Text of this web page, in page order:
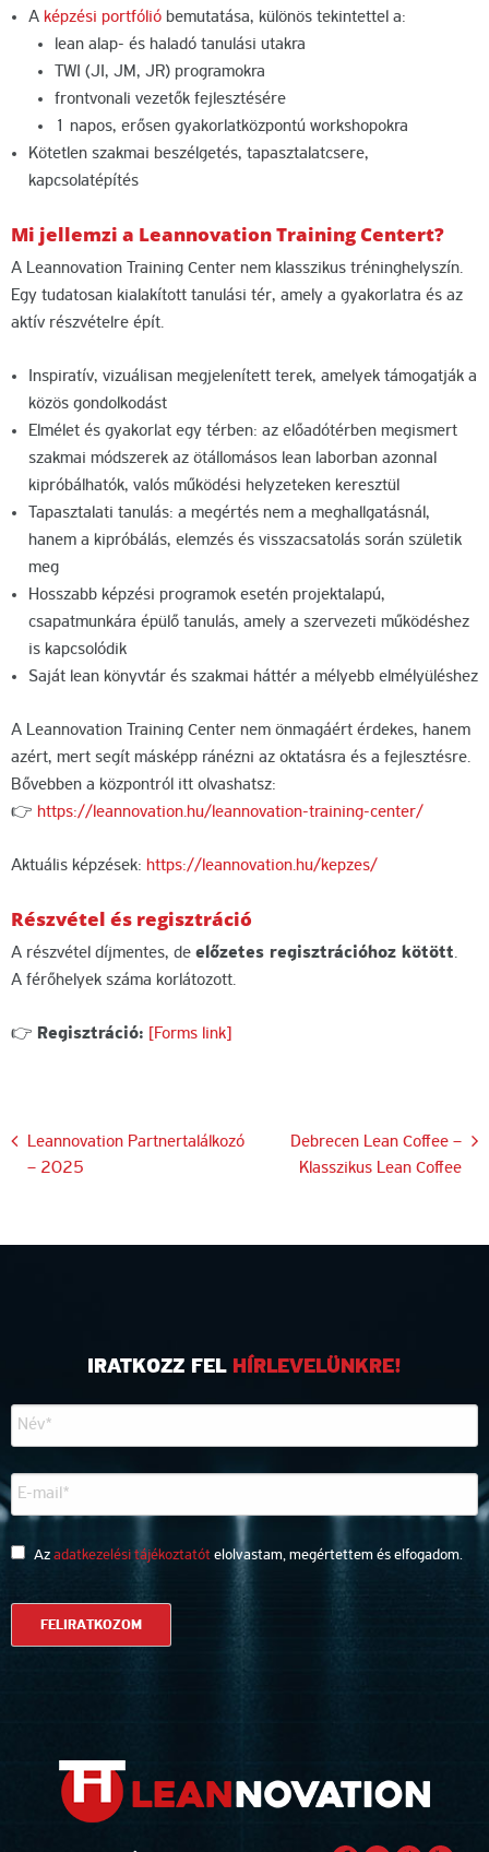
A képzési portfólió bemutatása, különös tekintettel a:
lean alap- és haladó tanulási utakra
TWI (JI, JM, JR) programokra
frontvonali vezetők fejlesztésére
1 napos, erősen gyakorlatközpontú workshopokra
Kötetlen szakmai beszélgetés, tapasztalatcsere,
kapcsolatépítés
Mi jellemzi a Leannovation Training Centert?
A Leannovation Training Center nem klasszikus tréninghelyszín.
Egy tudatosan kialakított tanulási tér, amely a gyakorlatra és az
aktív részvételre épít.
Inspiratív, vizuálisan megjelenített terek, amelyek támogatják a
közös gondolkodást
Elmélet és gyakorlat egy térben: az előadótérben megismert
szakmai módszerek az ötállomásos lean laborban azonnal
kipróbálhatók, valós működési helyzeteken keresztül
Tapasztalati tanulás: a megértés nem a meghallgatásnál,
hanem a kipróbálás, elemzés és visszacsatolás során születik
meg
Hosszabb képzési programok esetén projektalapú,
csapatmunkára épülő tanulás, amely a szervezeti működéshez
is kapcsolódik
Saját lean könyvtár és szakmai háttér a mélyebb elmélyüléshez
A Leannovation Training Center nem önmagáért érdekes, hanem
azért, mert segít másképp ránézni az oktatásra és a fejlesztésre.
Bővebben a központról itt olvashatsz:
👉 https://leannovation.hu/leannovation-training-center/
Aktuális képzések: https://leannovation.hu/kepzes/
Részvétel és regisztráció
A részvétel díjmentes, de előzetes regisztrációhoz kötött.
A férőhelyek száma korlátozott.
👉 Regisztráció: [Forms link]
Bejegyzés
navigáció
Leannovation Partnertalálkozó
– 2025
Debrecen Lean Coffee –
Klasszikus Lean Coffee
IRATKOZZ FEL HÍRLEVELÜNKRE!
Az adatkezelési tájékoztatót elolvastam, megértettem és elfogadom.